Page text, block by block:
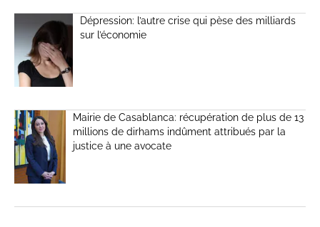
Dépression: l’autre crise qui pèse des milliards
sur l’économie
Mairie de Casablanca: récupération de plus de 13
millions de dirhams indûment attribués par la
justice à une avocate